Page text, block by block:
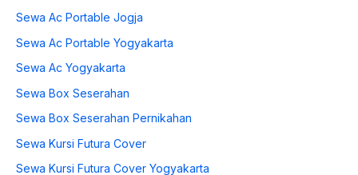
Sewa Ac Portable Jogja
Sewa Ac Portable Yogyakarta
Sewa Ac Yogyakarta
Sewa Box Seserahan
Sewa Box Seserahan Pernikahan
Sewa Kursi Futura Cover
Sewa Kursi Futura Cover Yogyakarta